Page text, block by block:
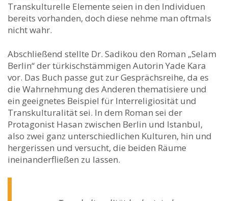
Transkulturelle Elemente seien in den Individuen
bereits vorhanden, doch diese nehme man oftmals
nicht wahr.
Abschließend stellte Dr. Sadikou den Roman „Selam
Berlin“ der türkischstämmigen Autorin Yade Kara
vor. Das Buch passe gut zur Gesprächsreihe, da es
die Wahrnehmung des Anderen thematisiere und
ein geeignetes Beispiel für Interreligiosität und
Transkulturalität sei. In dem Roman sei der
Protagonist Hasan zwischen Berlin und Istanbul,
also zwei ganz unterschiedlichen Kulturen, hin und
hergerissen und versucht, die beiden Räume
ineinanderfließen zu lassen.